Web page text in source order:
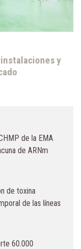
y
de la EMA
de ARNm
de toxina
de las líneas
60.000